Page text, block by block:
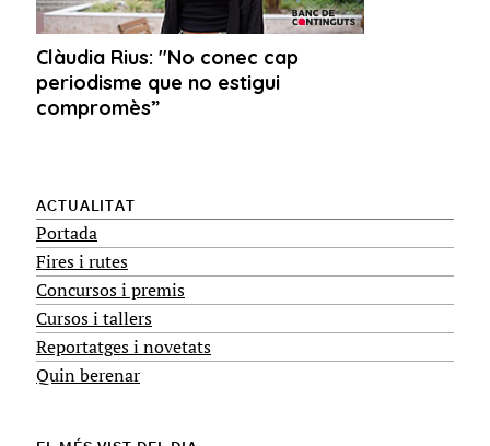
ACTUALITAT
Portada
Fires i rutes
Concursos i premis
Cursos i tallers
Reportatges i novetats
Quin berenar